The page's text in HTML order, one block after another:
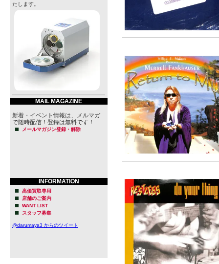
たします。
MAIL MAGAZINE
新着・イベント情報は、メルマガ
で随時配信！登録は無料です！
メールマガジン登録・解除
INFORMATION
高価買取専用
店舗のご案内
WANT LIST
スタッフ募集
@darumaya3 からのツイート